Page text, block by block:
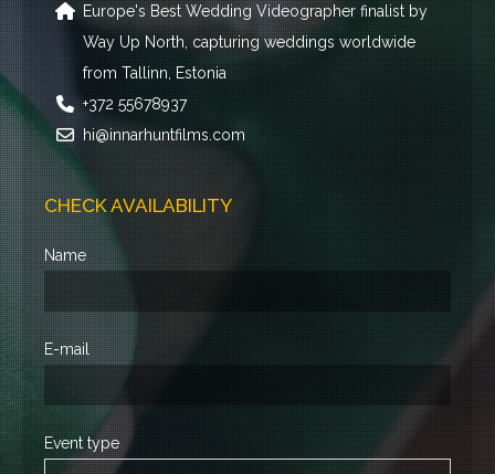
Europe's Best Wedding Videographer finalist by
Way Up North, capturing weddings worldwide
from Tallinn, Estonia
+372 55678937
hi@innarhuntfilms.com
CHECK AVAILABILITY
Name
E-mail
Event type